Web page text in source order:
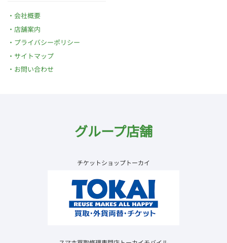
会社概要
店舗案内
プライバシーポリシー
サイトマップ
お問い合わせ
グループ店舗
チケットショップトーカイ